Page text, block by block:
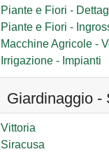
Piante e Fiori -
Piante e Fiori -
Macchine Agricole -
Irrigazione - Impianti
Giardinaggio -
Vittoria
Siracusa